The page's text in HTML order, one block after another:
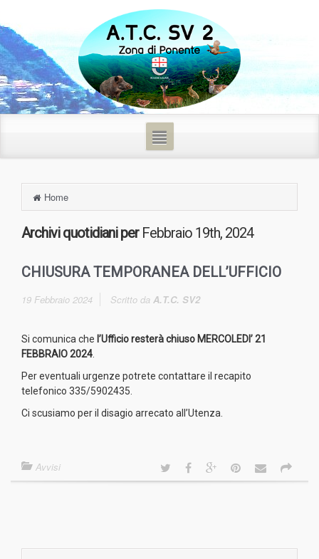
Home
Archivi quotidiani per Febbraio 19th, 2024
CHIUSURA TEMPORANEA DELL’UFFICIO
19 Febbraio 2024 Scritto da A.T.C. SV2
Si comunica che l’Ufficio resterà chiuso MERCOLEDI’ 21
FEBBRAIO 2024
Per eventuali urgenze potrete contattare il recapito
telefonico 335/5902435.
Ci scusiamo per il disagio arrecato all’Utenza.
Avvisi